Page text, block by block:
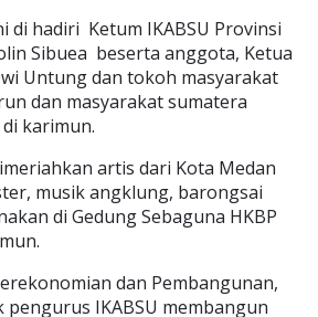
di hadiri Ketum IKABSU Provinsi
Sibuea beserta anggota, Ketua
Untung dan tokoh masyarakat
dan masyarakat sumatera
karimun.
artis dari Kota Medan
musik angklung, barongsai
di Gedung Sebaguna HKBP
dan Pembangunan,
pengurus IKABSU membangun